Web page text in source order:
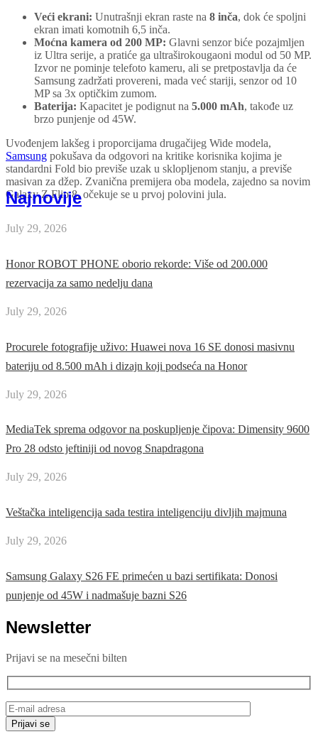
Veći ekrani: Unutrašnji ekran raste na 8 inča, dok će spoljni
ekran imati komotnih 6,5 inča.
Moćna kamera od 200 MP: Glavni senzor biće pozajmljen
iz Ultra serije, a pratiće ga ultraširokougaoni modul od 50 MP.
Izvor ne pominje telefoto kameru, ali se pretpostavlja da će
Samsung zadržati provereni, mada već stariji, senzor od 10
MP sa 3x optičkim zumom.
Baterija: Kapacitet je podignut na 5.000 mAh, takođe uz
brzo punjenje od 45W.
Uvođenjem lakšeg i proporcijama drugačijeg Wide modela,
Samsung pokušava da odgovori na kritike korisnika kojima je
standardni Fold bio previše uzak u sklopljenom stanju, a previše
masivan za džep. Zvanična premijera oba modela, zajedno sa novim
Galaxy Z Flip 8, očekuje se u prvoj polovini jula.
Najnovije
July 29, 2026
Honor ROBOT PHONE oborio rekorde: Više od 200.000
rezervacija za samo nedelju dana
July 29, 2026
Procurele fotografije uživo: Huawei nova 16 SE donosi masivnu
bateriju od 8.500 mAh i dizajn koji podseća na Honor
July 29, 2026
MediaTek sprema odgovor na poskupljenje čipova: Dimensity 9600
Pro 28 odsto jeftiniji od novog Snapdragona
July 29, 2026
Veštačka inteligencija sada testira inteligenciju divljih majmuna
July 29, 2026
Samsung Galaxy S26 FE primećen u bazi sertifikata: Donosi
punjenje od 45W i nadmašuje bazni S26
Newsletter
Prijavi se na mesečni bilten